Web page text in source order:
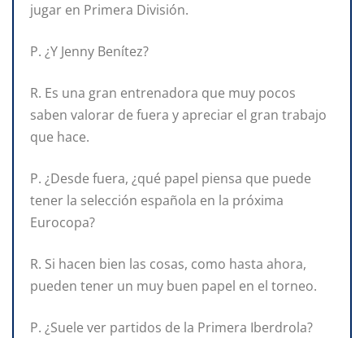
jugar en Primera División.
P. ¿Y Jenny Benítez?
R. Es una gran entrenadora que muy pocos
saben valorar de fuera y apreciar el gran trabajo
que hace.
P. ¿Desde fuera, ¿qué papel piensa que puede
tener la selección española en la próxima
Eurocopa?
R. Si hacen bien las cosas, como hasta ahora,
pueden tener un muy buen papel en el torneo.
P. ¿Suele ver partidos de la Primera Iberdrola?